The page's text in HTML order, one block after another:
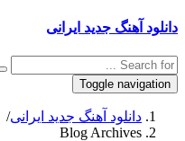
دانلود آهنگ جدید ایرانی
Toggle navigation
دانلود آهنگ جدید ایرانی/
Blog Archives